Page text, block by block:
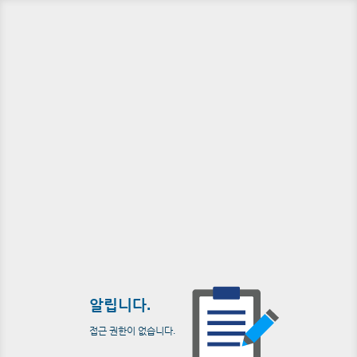
알립니다.
접근 권한이 없습니다.